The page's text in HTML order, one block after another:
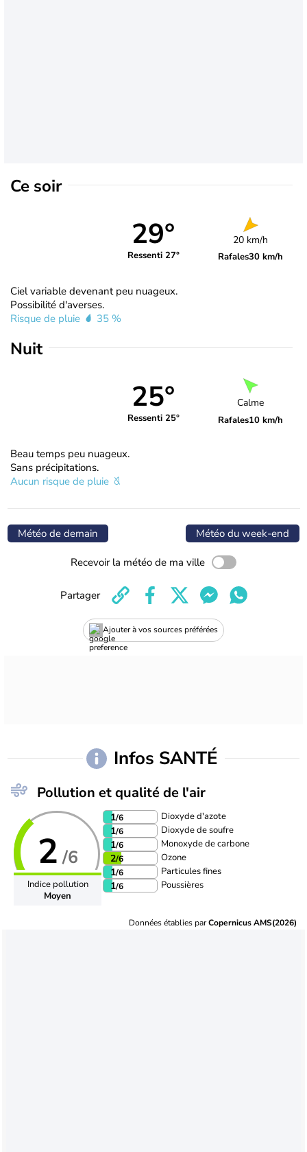
Ce soir
29°
Ressenti 27°
20 km/h
Rafales30 km/h
Ciel variable devenant peu nuageux.
Possibilité d'averses.
Risque de pluie
35 %
Nuit
25°
Ressenti 25°
Calme
Rafales10 km/h
Beau temps peu nuageux.
Sans précipitations.
Aucun risque de pluie
Météo de demain Météo du week-end
Recevoir la météo de ma ville
Ajouter à vos sources préférées
Partager
Infos SANTÉ
Pollution et qualité de l'air
2 /6
Indice pollution
Moyen
1/6 Dioxyde d'azote
1/6 Dioxyde de soufre
1/6 Monoxyde de carbone
2/6 Ozone
1/6 Particules fines
1/6 Poussières
Données établies parCopernicus AMS(2026)